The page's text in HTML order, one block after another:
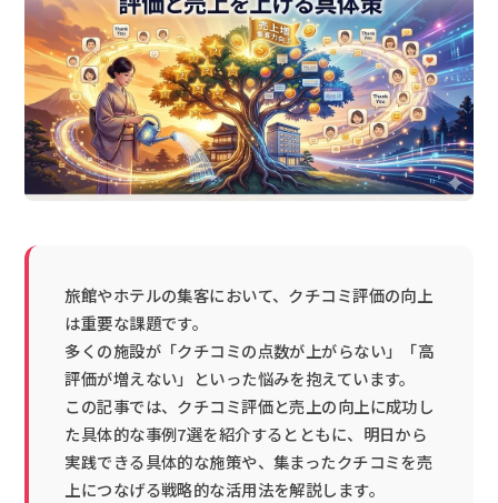
旅館やホテルの集客において、クチコミ評価の向上
は重要な課題です。
多くの施設が「クチコミの点数が上がらない」「高
評価が増えない」といった悩みを抱えています。
この記事では、クチコミ評価と売上の向上に成功し
た具体的な事例7選を紹介するとともに、明日から
実践できる具体的な施策や、集まったクチコミを売
上につなげる戦略的な活用法を解説します。